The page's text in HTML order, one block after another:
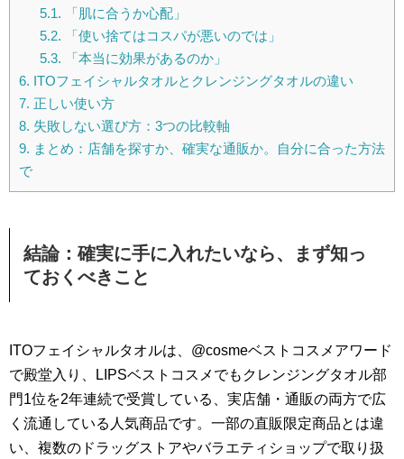
5.1. 「肌に合うか心配」
5.2. 「使い捨てはコスパが悪いのでは」
5.3. 「本当に効果があるのか」
6. ITOフェイシャルタオルとクレンジングタオルの違い
7. 正しい使い方
8. 失敗しない選び方：3つの比較軸
9. まとめ：店舗を探すか、確実な通販か。自分に合った方法
で
結論：確実に手に入れたいなら、まず知っ
ておくべきこと
ITOフェイシャルタオルは、@cosmeベストコスメアワード
で殿堂入り、LIPSベストコスメでもクレンジングタオル部
門1位を2年連続で受賞している、実店舗・通販の両方で広
く流通している人気商品です。一部の直販限定商品とは違
い、複数のドラッグストアやバラエティショップで取り扱